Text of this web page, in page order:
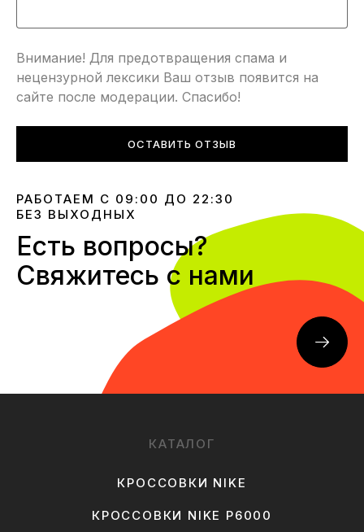
Внимание! Для предотвращения спама и
нецензурной лексики Ваш отзыв появится на
сайте после модерации. Спасибо!
ОСТАВИТЬ ОТЗЫВ
РАБОТАЕМ С 09:00 ДО 22:30
БЕЗ ВЫХОДНЫХ
Есть вопросы?
Свяжитесь с нами
КАТАЛОГ
КРОССОВКИ NIKE
КРОССОВКИ NIKE P6000